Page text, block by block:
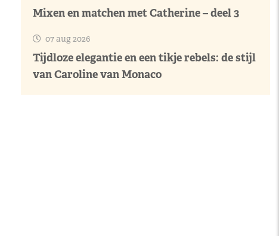
Mixen en matchen met Catherine – deel 3
07 aug 2026
Tijdloze elegantie en een tikje rebels: de stijl
van Caroline van Monaco